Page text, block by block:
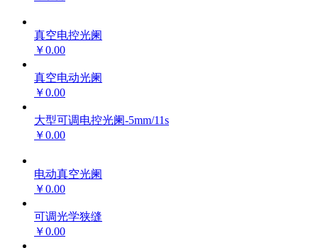
真空电控光阑
￥0.00
真空电动光阑
￥0.00
大型可调电控光阑-5mm/11s
￥0.00
电动真空光阑
￥0.00
可调光学狭缝
￥0.00